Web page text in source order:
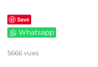
Save
Whatsapp
5666 vues